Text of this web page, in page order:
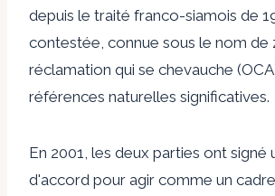
depuis le traité franco-siamois de
contestée, connue sous le nom de
réclamation qui se chevauche
références naturelles significatives.
En 2001, les deux parties ont
d'accord pour agir comme un